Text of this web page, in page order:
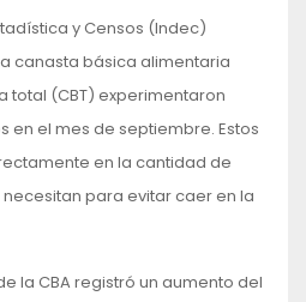
y Censos (Indec)
canasta básica alimentaria
total (CBT) experimentaron
en el mes de septiembre. Estos
en la cantidad de
para evitar caer en la
la CBA registró un aumento del